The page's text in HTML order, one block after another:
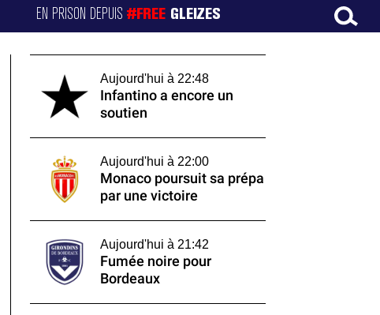
EN PRISON DEPUIS#FREE GLEIZES
Aujourd'hui à 22:48
Infantino a encore un
soutien
Aujourd'hui à 22:00
Monaco poursuit sa prépa
par une victoire
Aujourd'hui à 21:42
Fumée noire pour
Bordeaux